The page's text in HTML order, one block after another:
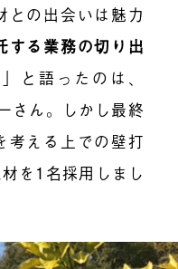
との出会いは魅力
する業務の切り出
と語ったのは、
さん。しかし最終
考える上での壁打
を1名採用しまし